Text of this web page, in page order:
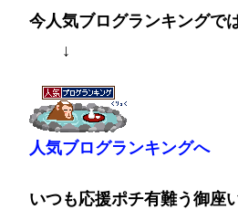
今人気ブログランキングで
↓
人気ブログランキングへ
いつも応援ポチ有難う御座